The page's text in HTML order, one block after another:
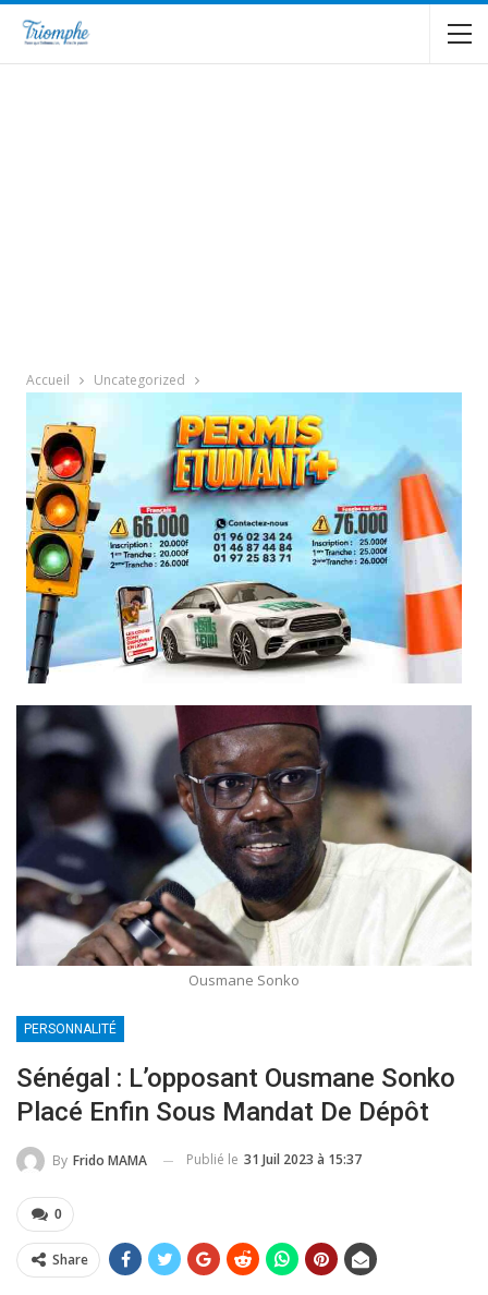
Accueil Uncategorized
Ousmane Sonko
PERSONNALITÉ
Sénégal : L’opposant Ousmane Sonko
Placé Enfin Sous Mandat De Dépôt
By Frido MAMA Publié le 31 Juil 2023 à 15:37
0
Share